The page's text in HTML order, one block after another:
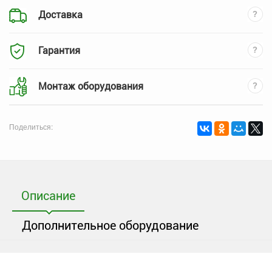
Доставка
Гарантия
Монтаж оборудования
Поделиться:
Описание
Дополнительное оборудование